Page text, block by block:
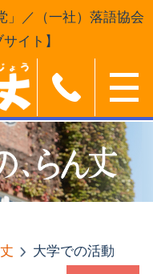
」／（一社）落語協会
イト】
大学での活動